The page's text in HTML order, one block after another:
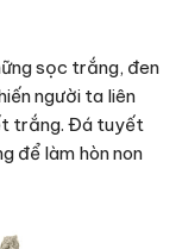
sọc trắng, đen
người ta liên
trắng. Đá tuyết
để làm hòn non